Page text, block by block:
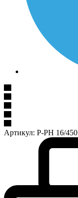
Артикул: P-PH 16/450